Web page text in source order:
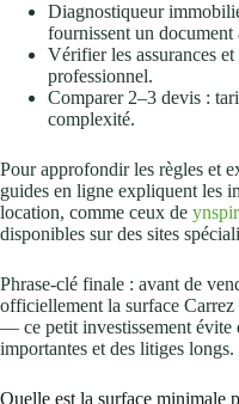
Diagnostiqueur
fournissent un
Vérifier les assurances
professionnel.
Comparer 2–3 devis :
complexité.
Pour approfondir les règles et
guides en ligne expliquent les
location, comme ceux de ynspir
disponibles sur des sites
Phrase-clé finale : avant de
officiellement la surface
— ce petit investissement évite
importantes et des litiges longs.
Quelle est la surface minimale